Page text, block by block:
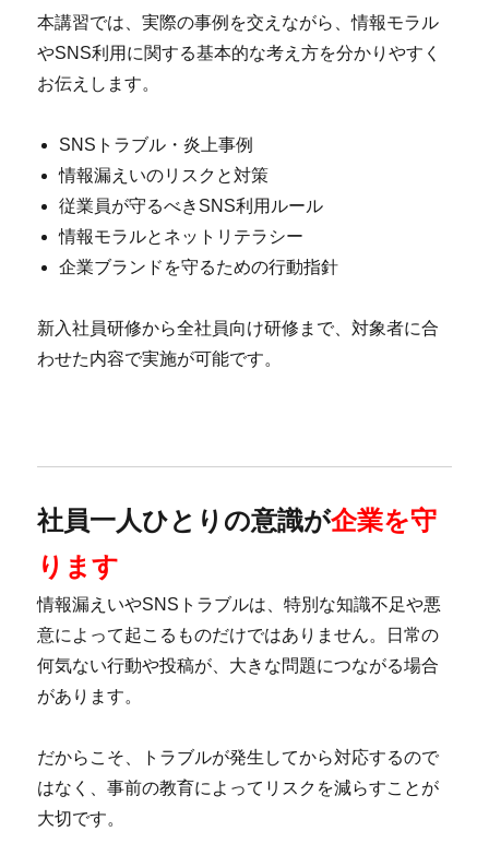
本講習では、実際の事例を交えながら、情報モラル
やSNS利用に関する基本的な考え方を分かりやすく
お伝えします。
SNSトラブル・炎上事例
情報漏えいのリスクと対策
従業員が守るべきSNS利用ルール
情報モラルとネットリテラシー
企業ブランドを守るための行動指針
新入社員研修から全社員向け研修まで、対象者に合
わせた内容で実施が可能です。
社員一人ひとりの意識が企業を守
ります
情報漏えいやSNSトラブルは、特別な知識不足や悪
意によって起こるものだけではありません。日常の
何気ない行動や投稿が、大きな問題につながる場合
があります。
だからこそ、トラブルが発生してから対応するので
はなく、事前の教育によってリスクを減らすことが
大切です。